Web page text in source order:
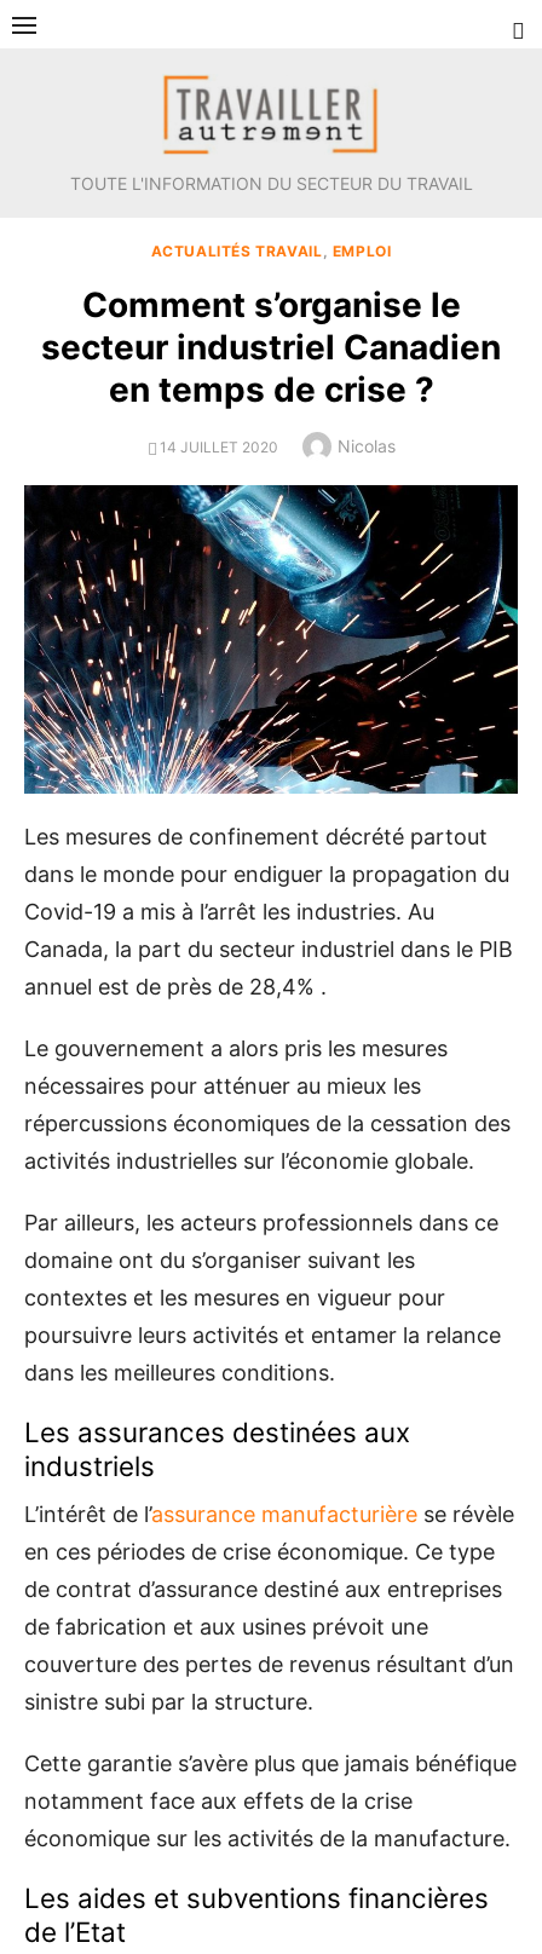
Aller
TOUTE L'INFORMATION DU SECTEUR DU TRAVAIL
ACTUALITÉS TRAVAIL EMPLOI
Comment s’organise le
secteur industriel Canadien
en temps de crise ?
POSTED
14 JUILLET 2020 Author
Nicolas
Les mesures de confinement décrété partout
dans le monde pour endiguer la propagation du
Covid-19 a mis à l’arrêt les industries. Au
Canada, la part du secteur industriel dans le PIB
annuel est de près de 28,4% .
Le gouvernement a alors pris les mesures
nécessaires pour atténuer au mieux les
répercussions économiques de la cessation des
activités industrielles sur l’économie globale.
Par ailleurs, les acteurs professionnels dans ce
domaine ont du s’organiser suivant les
contextes et les mesures en vigueur pour
poursuivre leurs activités et entamer la relance
dans les meilleures conditions.
Les assurances destinées aux
industriels
L’intérêt de l’assurance manufacturière se révèle
en ces périodes de crise économique. Ce type
de contrat d’assurance destiné aux entreprises
de fabrication et aux usines prévoit une
couverture des pertes de revenus résultant d’un
sinistre subi par la structure.
Cette garantie s’avère plus que jamais bénéfique
notamment face aux effets de la crise
économique sur les activités de la manufacture.
Les aides et subventions financières
de l’Etat